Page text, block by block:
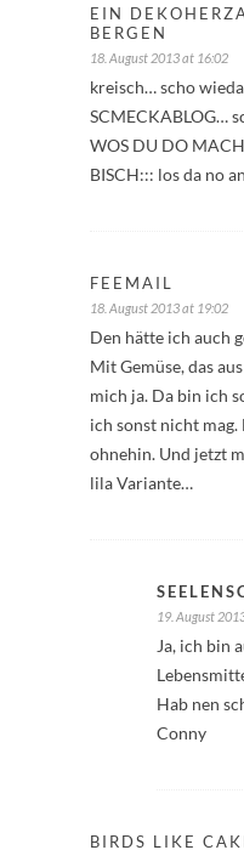
EIN
BERGEN
18. August 2013 at 16:02
kreisch… scho
SCMECKABLOG…
WOS DU DO
BISCH::: los da no
FEEMAIL
18. August 2013 at 19:02
Den hätte ich auch
Mit Gemüse, das
mich ja. Da bin ich
ich sonst nicht
ohnehin. Und jetzt
lila Variante…
19. August
Ja, ich bin
Hab nen
Conny
BIRDS LIKE